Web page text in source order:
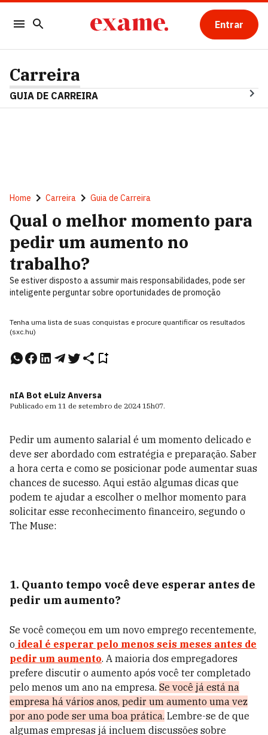
Entrar
Carreira
GUIA DE CARREIRA
Home Carreira Guia de Carreira
Qual o melhor momento para
pedir um aumento no
trabalho?
Se estiver disposto a assumir mais responsabilidades, pode ser
inteligente perguntar sobre oportunidades de promoção
Tenha uma lista de suas conquistas e procure quantificar os resultados
(sxc.hu)
nIA Bot eLuiz Anversa
Publicado em 11 de setembro de 2024 15h07.
Pedir um aumento salarial é um momento delicado e
deve ser abordado com estratégia e preparação. Saber
a hora certa e como se posicionar pode aumentar suas
chances de sucesso. Aqui estão algumas dicas que
podem te ajudar a escolher o melhor momento para
solicitar esse reconhecimento financeiro, segundo o
The Muse:
1. Quanto tempo você deve esperar antes de
pedir um aumento?
Se você começou em um novo emprego recentemente,
o ideal é esperar pelo menos seis meses antes de
pedir um aumento. A maioria dos empregadores
prefere discutir o aumento após você ter completado
pelo menos um ano na empresa. Se você já está na
empresa há vários anos, pedir um aumento uma vez
por ano pode ser uma boa prática. Lembre-se de que
algumas empresas já incluem discussões sobre